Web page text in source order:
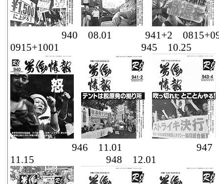
940 08.01 941+2
0915+1001 945 10.25
946 11.01
11.15 948 12.01